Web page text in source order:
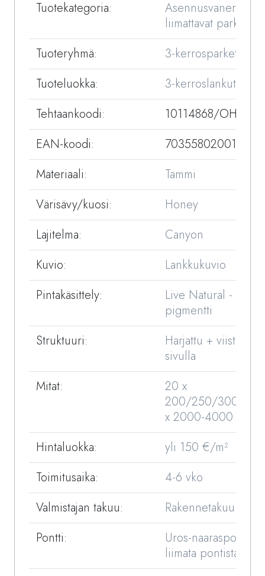
Tuotekategoria:
Asennusvaneriin
liimattavat parketit
Tuoteryhmä:
3-kerrosparketit
Tuoteluokka:
3-kerroslankut
Tehtaankoodi:
10114868/
EAN-koodi:
7035580200178
Materiaali:
Tammi
Värisävy/kuosi:
Honey
Lajitelma:
Canyon
Kuvio:
Lankkukuvio
Pintakäsittely:
Live Natural - öljy +
pigmentti
Struktuuri:
Harjattu + viisteet 4
sivulla
Mitat:
20 x
200/250/300/
x 2000-4000 / 4,5
Hintaluokka:
yli 150 €/m²
Toimitusaika:
4-6 vko
Valmistajan takuu:
Rakennetakuu 25
Pontti:
Uros-naaraspontti,
liimata pontista